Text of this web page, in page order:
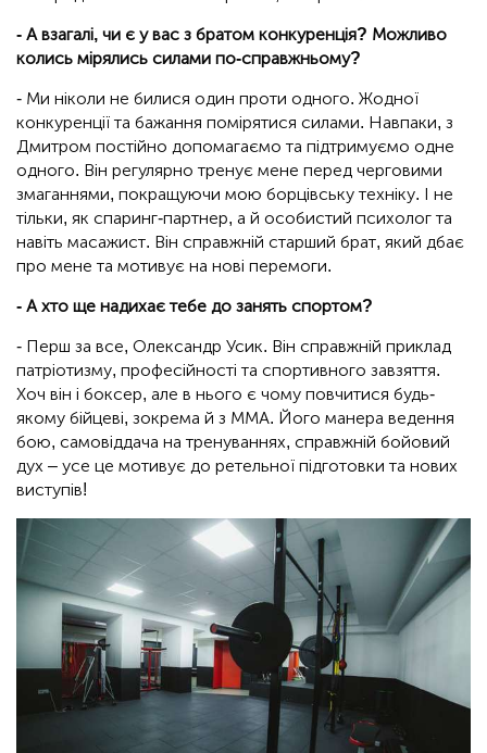
- А взагалі, чи є у вас з братом конкуренція? Можливо
колись мірялись силами по-справжньому?
- Ми ніколи не билися один проти одного. Жодної
конкуренції та бажання помірятися силами. Навпаки, з
Дмитром постійно допомагаємо та підтримуємо одне
одного. Він регулярно тренує мене перед черговими
змаганнями, покращуючи мою борцівську техніку. І не
тільки, як спаринг-партнер, а й особистий психолог та
навіть масажист. Він справжній старший брат, який дбає
про мене та мотивує на нові перемоги.
- А хто ще надихає тебе до занять спортом?
- Перш за все, Олександр Усик. Він справжній приклад
патріотизму, професійності та спортивного завзяття.
Хоч він і боксер, але в нього є чому повчитися будь-
якому бійцеві, зокрема й з ММА. Його манера ведення
бою, самовіддача на тренуваннях, справжній бойовий
дух – усе це мотивує до ретельної підготовки та нових
виступів!